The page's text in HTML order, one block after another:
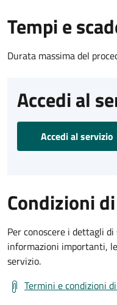
Tempi e
Durata massima del
Accedi al
Accedi al servizio
Condizioni
Per conoscere i dettagli
informazioni importanti,
servizio.
Termini e condizioni